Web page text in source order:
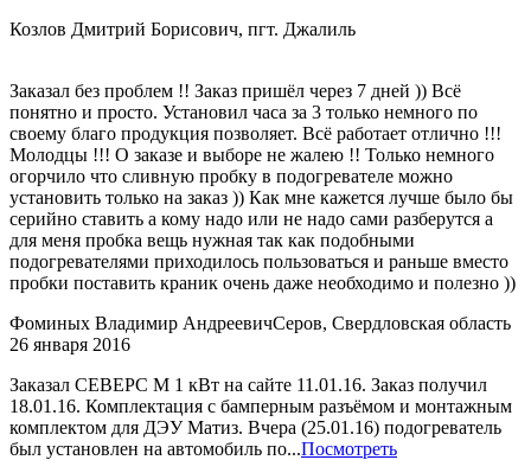
Козлов Дмитрий Борисович, пгт. Джалиль
Заказал без проблем !! Заказ пришёл через 7 дней )) Всё
понятно и просто. Установил часа за 3 только немного по
своему благо продукция позволяет. Всё работает отлично !!!
Молодцы !!! О заказе и выборе не жалею !! Только немного
огорчило что сливную пробку в подогревателе можно
установить только на заказ )) Как мне кажется лучше было бы
серийно ставить а кому надо или не надо сами разберутся а
для меня пробка вещь нужная так как подобными
подогревателями приходилось пользоваться и раньше вместо
пробки поставить краник очень даже необходимо и полезно ))
Фоминых Владимир АндреевичСеров, Свердловская область
26 января 2016
Заказал СЕВЕРС М 1 кВт на сайте 11.01.16. Заказ получил
18.01.16. Комплектация с бамперным разъёмом и монтажным
комплектом для ДЭУ Матиз. Вчера (25.01.16) подогреватель
был установлен на автомобиль по...Посмотреть